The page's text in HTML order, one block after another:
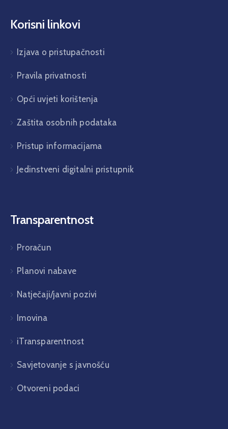
Korisni linkovi
Izjava o pristupačnosti
Pravila privatnosti
Opći uvjeti korištenja
Zaštita osobnih podataka
Pristup informacijama
Jedinstveni digitalni pristupnik
Transparentnost
Proračun
Planovi nabave
Natječaji/javni pozivi
Imovina
iTransparentnost
Savjetovanje s javnošću
Otvoreni podaci